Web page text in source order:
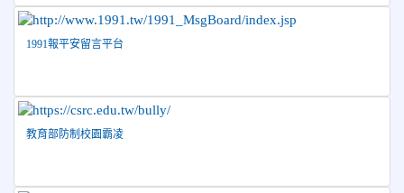
2026-02-11 115年「傑出代理教師遴選及表揚」初審與推薦
事宜,請符合推薦資格並有意參加遴選之教育同仁,於115年3月
2026-01-31
榮譽
本校參加114學年度Scratch貓咪盃競賽縣
內選拔系列賽－複賽成績優異
1991報平安留言平台
教育部防制校園霸凌